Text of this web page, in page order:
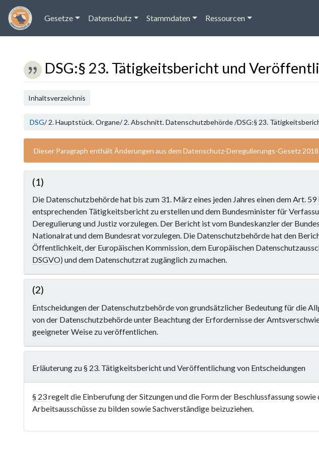
Gesetze Datenschutz Stammdaten Ressourcen
DSG:§ 23. Tätigkeitsbericht und
Wechseln zu:Navigation
Inhaltsverzeichnis
DSG/ 2. Hauptstück. Organe/ 2. Abschnitt. Datenschutzbehörde /DSG:§ 23.
Dieser Paragraph enthält Änderungen aus dem Datenschutz-Deregulierungs-Gesetz 2018.
(1)
Die Datenschutzbehörde hat bis zum 31. März eines jeden Jahres einen demArt. 59
entsprechenden Tätigkeitsbericht zu erstellen und dem Bundesminister für
Deregulierung und Justiz vorzulegen. Der Bericht ist vom Bundeskanzler der
Nationalrat und dem Bundesrat vorzulegen. Die Datenschutzbehörde hat den
Öffentlichkeit, der Europäischen Kommission, dem Europäischen
DSGVO) und dem Datenschutzrat zugänglich zu machen.
(2)
Entscheidungen der Datenschutzbehörde von grundsätzlicher Bedeutung für die
von der Datenschutzbehörde unter Beachtung der Erfordernisse der
geeigneter Weise zu veröffentlichen.
Erläuterung zu § 23. Tätigkeitsbericht und Veröffentlichung von Entscheidungen
§ 23regelt die Einberufung der Sitzungen und die Form der Beschlussfassung
Arbeitsausschüsse zu bilden sowie Sachverständige beizuziehen.